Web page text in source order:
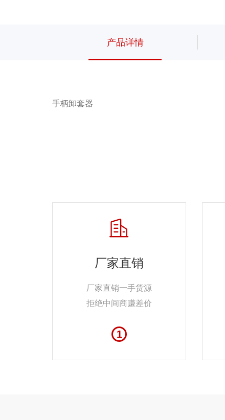
产品详情
手柄卸套器
厂家直销
厂家直销一手货源
拒绝中间商赚差价
1